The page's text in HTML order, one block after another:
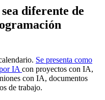
diferente de
Se presenta como
IAcon proyectos con IA,
con IA, documentos
de trabajo.